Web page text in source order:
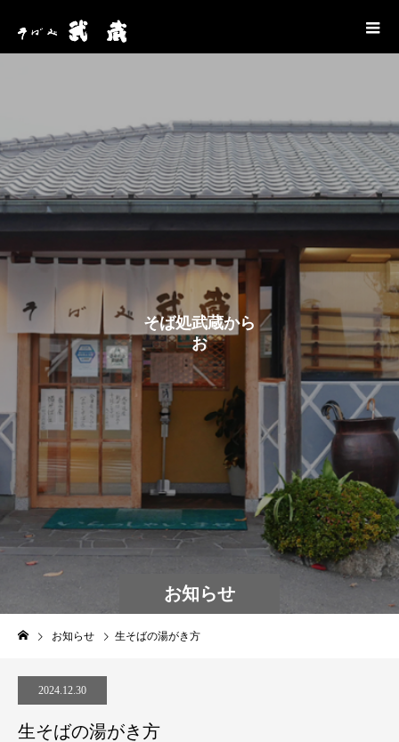
お知らせ
そば処武蔵から
お知らせ
お知らせ 生そばの湯がき方
2024.12.30
生そばの湯がき方